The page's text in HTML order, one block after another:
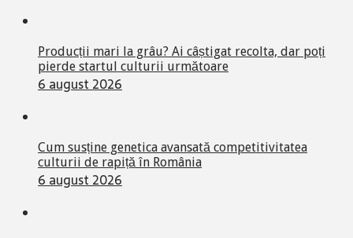
Producții mari la grâu? Ai câștigat recolta, dar poți
pierde startul culturii următoare
6 august 2026
Cum susține genetica avansată competitivitatea
culturii de rapiță în România
6 august 2026